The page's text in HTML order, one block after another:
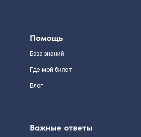
Помощь
База знаний
Где мой билет
Блог
Важные ответы